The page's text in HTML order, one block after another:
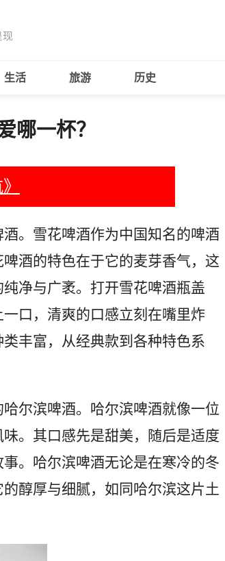
现
生活 旅游 历史
哪一杯？
。雪花啤酒作为中国知名的啤酒
酒的特色在于它的麦芽香气，这
净与广袤。打开雪花啤酒瓶盖
口，清爽的口感立刻在嘴里炸
丰富，从经典款到各种特色系
尔滨啤酒。哈尔滨啤酒就像一位
。其口感先是甜美，随后是适度
。哈尔滨啤酒无论是在寒冷的冬
醇厚与细腻，如同哈尔滨这片土